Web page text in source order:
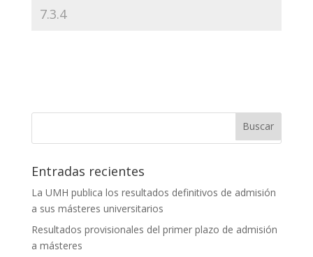
Entradas recientes
La UMH publica los resultados definitivos de admisión
a sus másteres universitarios
Resultados provisionales del primer plazo de admisión
a másteres